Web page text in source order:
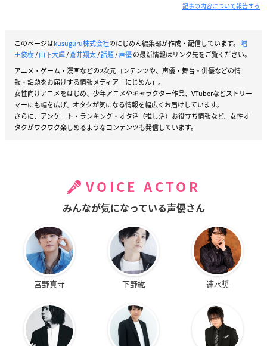
記事の内容について報告する
このページはkusuguru株式会社のにじめん編集部が作成・配信しています。 増
田俊樹/山下大輝/蒼井翔太/話題/声優の最新情報はリンク先をご覧ください。
アニメ・ゲーム・漫画などの2次元コンテンツや、声優・舞台・俳優などの情
報・話題をお届けする情報メディア「にじめん」。
女性向けアニメをはじめ、少年アニメやキャラクター作品、VTuberなどストリー
マーにも幅を広げ、オタクが気になる情報を幅広くお届けしています。
さらに、アンケート・ランキング・オタ活（推し活）お役立ち情報など、女性オ
タクがワクワク楽しめるようなコンテンツも発信しています。
VOICE ACTOR
みんなが気になっている声優さん
宮野真守 下野紘 速水奨